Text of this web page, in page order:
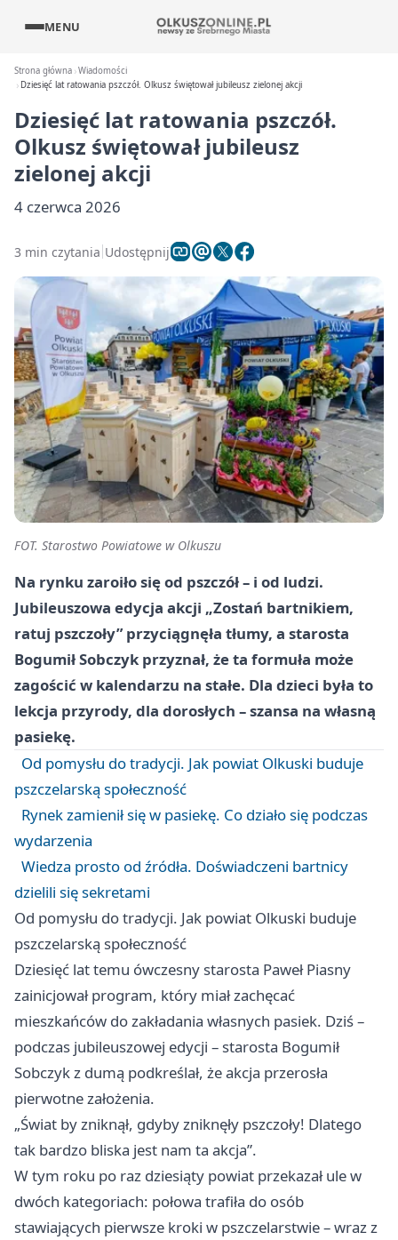
MENU
Strona główna Wiadomości
Dziesięć lat ratowania pszczół. Olkusz świętował jubileusz zielonej akcji
Dziesięć lat ratowania pszczół.
Olkusz świętował jubileusz
zielonej akcji
4 czerwca 2026
3 min czytania Udostępnij
FOT. Starostwo Powiatowe w Olkuszu
Na rynku zaroiło się od pszczół – i od ludzi.
Jubileuszowa edycja akcji „Zostań bartnikiem,
ratuj pszczoły” przyciągnęła tłumy, a starosta
Bogumił Sobczyk przyznał, że ta formuła może
zagościć w kalendarzu na stałe. Dla dzieci była to
lekcja przyrody, dla dorosłych – szansa na własną
pasiekę.
Od pomysłu do tradycji. Jak powiat Olkuski buduje
pszczelarską społeczność
Rynek zamienił się w pasiekę. Co działo się podczas
wydarzenia
Wiedza prosto od źródła. Doświadczeni bartnicy
dzielili się sekretami
Od pomysłu do tradycji. Jak powiat Olkuski buduje
pszczelarską społeczność
Dziesięć lat temu ówczesny starosta Paweł Piasny
zainicjował program, który miał zachęcać
mieszkańców do zakładania własnych pasiek. Dziś –
podczas jubileuszowej edycji – starosta Bogumił
Sobczyk z dumą podkreślał, że akcja przerosła
pierwotne założenia.
„Świat by zniknął, gdyby zniknęły pszczoły! Dlatego
tak bardzo bliska jest nam ta akcja”.
W tym roku po raz dziesiąty powiat przekazał ule w
dwóch kategoriach: połowa trafiła do osób
stawiających pierwsze kroki w pszczelarstwie – wraz z